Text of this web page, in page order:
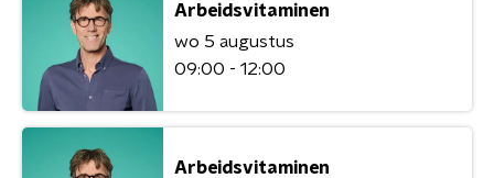
Arbeidsvitaminen
wo 5 augustus
09:00 - 12:00
Arbeidsvitaminen